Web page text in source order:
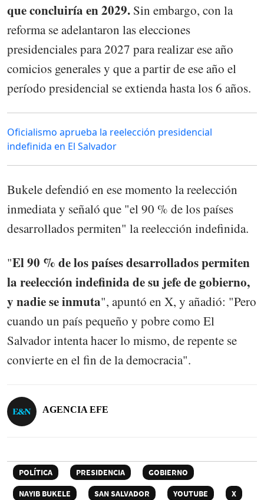
que concluiría en 2029. Sin embargo, con la
reforma se adelantaron las elecciones
presidenciales para 2027 para realizar ese año
comicios generales y que a partir de ese año el
período presidencial se extienda hasta los 6 años.
Oficialismo aprueba la reelección presidencial
indefinida en El Salvador
Bukele defendió en ese momento la reelección
inmediata y señaló que "el 90 % de los países
desarrollados permiten" la reelección indefinida.
"El 90 % de los países desarrollados permiten
la reelección indefinida de su jefe de gobierno,
y nadie se inmuta", apuntó en X, y añadió: "Pero
cuando un país pequeño y pobre como El
Salvador intenta hacer lo mismo, de repente se
convierte en el fin de la democracia".
AGENCIA EFE
POLÍTICA PRESIDENCIA
GOBIERNO
NAYIB BUKELE
SAN SALVADOR YOUTUBE X